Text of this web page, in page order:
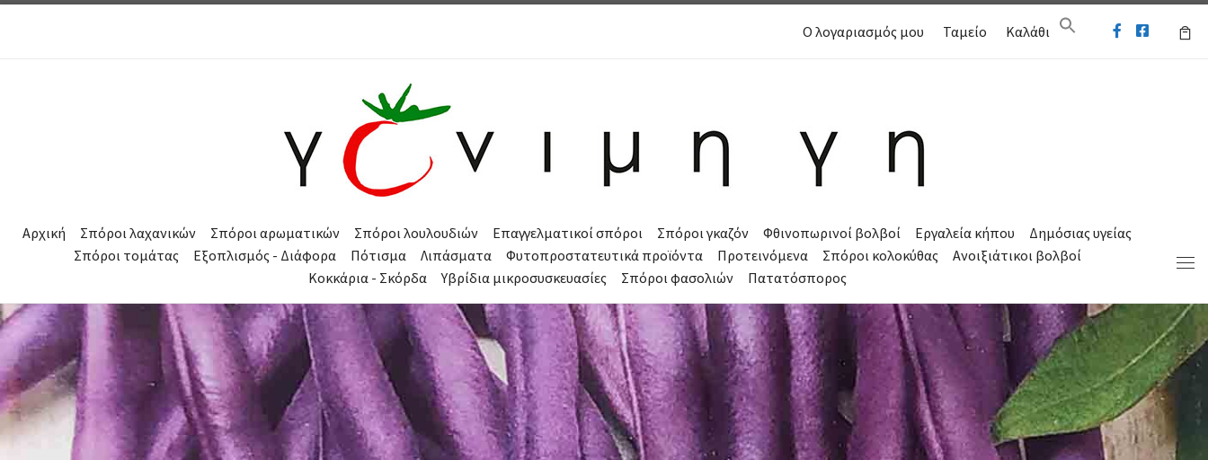
Ο λογαριασμός μου Ταμείο Καλάθι
Αρχική Σπόροι λαχανικών Σπόροι αρωματικών Σπόροι λουλουδιών Επαγγελματικοί σπόροι Σπόροι γκαζόν Φθινοπωρινοί βολβοί Εργαλεία κήπου
Δημόσιας υγείας
Σπόροι τομάτας
Εξοπλισμός - Διάφορα Πότισμα Λιπάσματα Φυτοπροστατευτικά προϊόντα Προτεινόμενα Σπόροι κολοκύθας
Ανοιξιάτικοι βολβοί
Κοκκάρια - Σκόρδα
Υβρίδια μικροσυσκευασίες Σπόροι φασολιών Πατατόσπορος